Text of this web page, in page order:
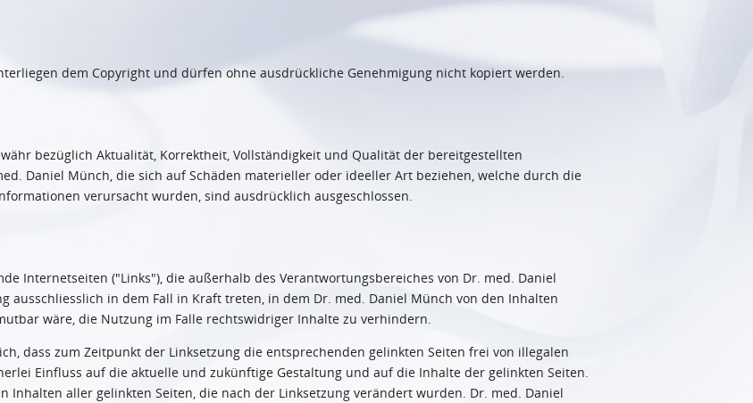
dem Copyright und dürfen ohne ausdrückliche Genehmigung nicht kopiert werden.
bezüglich Aktualität, Korrektheit, Vollständigkeit und Qualität der bereitgestellten
Daniel Münch, die sich auf Schäden materieller oder ideeller Art beziehen, welche durch die
verursacht wurden, sind ausdrücklich ausgeschlossen.
Internetseiten ("Links"), die außerhalb des Verantwortungsbereiches von Dr. med. Daniel
ausschliesslich in dem Fall in Kraft treten, in dem Dr. med. Daniel Münch von den Inhalten
wäre, die Nutzung im Falle rechtswidriger Inhalte zu verhindern.
dass zum Zeitpunkt der Linksetzung die entsprechenden gelinkten Seiten frei von illegalen
Einfluss auf die aktuelle und zukünftige Gestaltung und auf die Inhalte der gelinkten Seiten.
Inhalten aller gelinkten Seiten, die nach der Linksetzung verändert wurden. Dr. med. Daniel